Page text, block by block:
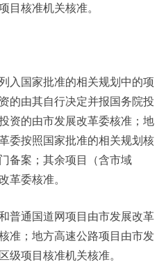
核准机关核准。
国家批准的相关规划中的项
的由其自行决定并报国务院投
资的由市发展改革委核准；地
委按照国家批准的相关规划核
备案；其余项目（含市域
革委核准。
通国道网项目由市发展改革
准；地方高速公路项目由市发
级项目核准机关核准。